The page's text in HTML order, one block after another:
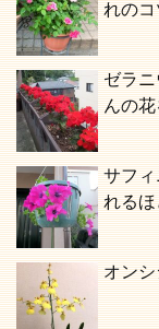
れのコ
ゼラ
んの
サフ
れる
オン